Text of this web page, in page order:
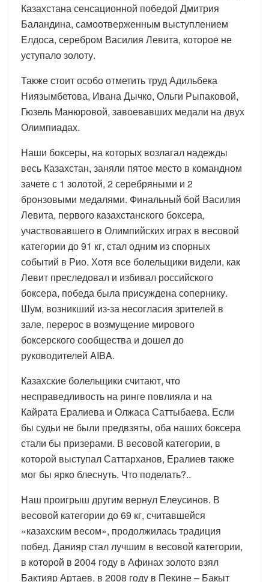
Казахстана сенсационной победой Дмитрия
Баландина, самоотверженным выступлением
Елдоса, серебром Василия Левита, которое не
уступало золоту.
Также стоит особо отметить труд Адильбека
Ниязымбетова, Ивана Дычко, Ольги Рыпаковой,
Гюзель Манюровой, завоевавших медали на двух
Олимпиадах.
Наши боксеры, на которых возлагал надежды
весь Казахстан, заняли пятое место в командном
зачете с 1 золотой, 2 серебряными и 2
бронзовыми медалями. Финальный бой Василия
Левита, первого казахстанского боксера,
участвовавшего в Олимпийских играх в весовой
категории до 91 кг, стал одним из спорных
событий в Рио. Хотя все болельщики видели, как
Левит преследовал и избивал российского
боксера, победа была присуждена сопернику.
Шум, возникший из-за несогласия зрителей в
зале, перерос в возмущение мирового
боксерского сообщества и дошел до
руководителей AIBA.
Казахские болельщики считают, что
несправедливость на ринге повлияла и на
Кайрата Ералиева и Олжаса Саттыбаева. Если
бы судьи не были предвзяты, оба наших боксера
стали бы призерами. В весовой категории, в
которой выступал Саттарханов, Ералиев также
мог бы ярко блеснуть. Что поделать?..
Наш проигрыш другим вернул Елеусинов. В
весовой категории до 69 кг, считавшейся
«казахским весом», продолжилась традиция
побед. Данияр стал лучшим в весовой категории,
в которой в 2004 году в Афинах золото взял
Бактияр Артаев, в 2008 году в Пекине – Бакыт